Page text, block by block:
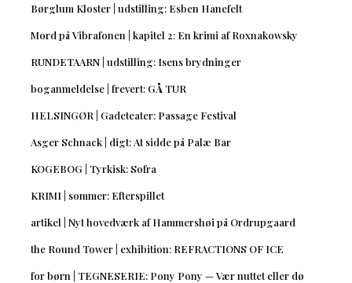
Børglum Kloster | udstilling: Esben Hanefelt
Mord på Vibrafonen | kapitel 2: En krimi af Roxnakowsky
RUNDETAARN | udstilling: Isens brydninger
boganmeldelse | frevert: GÅ TUR
HELSINGØR | Gadeteater: Passage Festival
Asger Schnack | digt: At sidde på Palæ Bar
KOGEBOG | Tyrkisk: Sofra
KRIMI | sommer: Efterspillet
artikel | Nyt hovedværk af Hammershøi på Ordrupgaard
the Round Tower | exhibition: REFRACTIONS OF ICE
for børn | TEGNESERIE: Pony Pony — Vær nuttet eller dø